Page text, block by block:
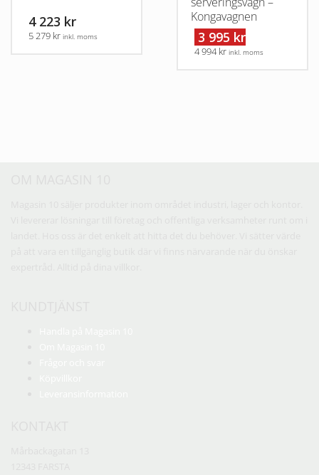
4 223 kr
5 279 kr inkl. moms
Kongavagnen
3 995 kr
4 994 kr inkl. moms